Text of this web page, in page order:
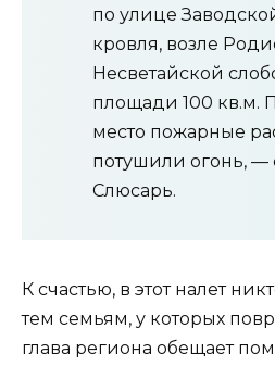
по улице
кровля, возле
Несветайской
площади 100 кв.м.
место пожарные
потушили огонь,
Слюсарь.
К счастью, в этот налет
тем семьям, у которых
глава региона обещает